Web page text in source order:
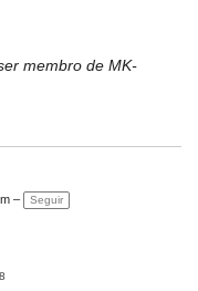
membro de MK-
– Seguir